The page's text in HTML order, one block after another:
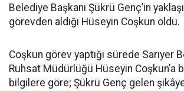
Belediye Başkanı Şükrü Genç’in
görevden aldığı Hüseyin Coşkun oldu.
Coşkun görev yaptığı sürede Sarıyer
Ruhsat Müdürlüğü Hüseyin Coşkun’a
bilgilere göre; Şükrü Genç gelen